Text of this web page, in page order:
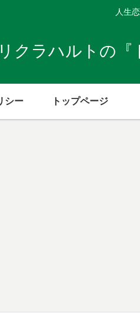
人生
クラハルトの『
シー トップページ